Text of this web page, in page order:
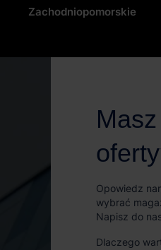
Zachodniopomorskie
Opowiedz
wybrać
Napisz do
Dlaczego